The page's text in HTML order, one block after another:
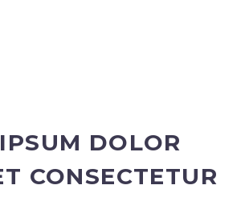
DOLOR
CONSECTETUR